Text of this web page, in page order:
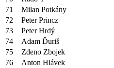
71
Milan Potkány
72
Peter Princz
73
Peter Hrdý
74
Adam Ďuriš
75
Zdeno Zbojek
76
Anton Hlávek